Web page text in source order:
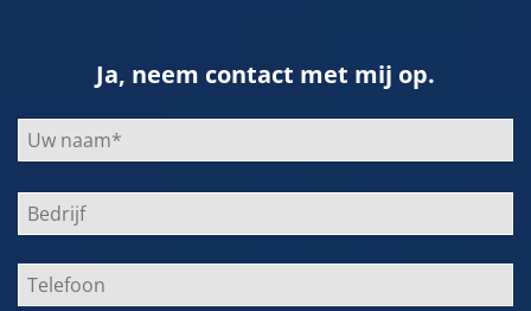
Ja, neem contact met mij op.
Bitte
lasse
dieses
Feld
leer.